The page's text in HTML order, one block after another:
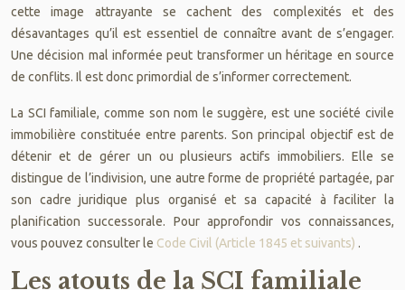
cette image attrayante se cachent des complexités et des
désavantages qu’il est essentiel de connaître avant de s’engager.
Une décision mal informée peut transformer un héritage en source
de conflits. Il est donc primordial de s’informer correctement.
La SCI familiale, comme son nom le suggère, est une société civile
immobilière constituée entre parents. Son principal objectif est de
détenir et de gérer un ou plusieurs actifs immobiliers. Elle se
distingue de l’indivision, une autre forme de propriété partagée, par
son cadre juridique plus organisé et sa capacité à faciliter la
planification successorale. Pour approfondir vos connaissances,
vous pouvez consulter le Code Civil (Article 1845 et suivants) .
Les atouts de la SCI familiale